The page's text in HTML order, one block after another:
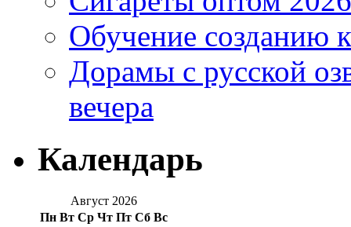
Обучение созданию
Дорамы с русской
вечера
Календарь
Август 2026
Пн Вт Ср Чт Пт Сб Вс